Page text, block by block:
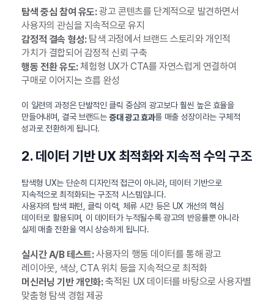
탐색 중심 참여 유도:광고 콘텐츠를 단계적으로 발견하면서
사용자의 관심을 지속적으로 유지
감정적 결속 형성:탐색 과정에서 브랜드 스토리와 개인적
가치가 결합되어 감정적 신뢰 구축
행동 전환 유도:체험형 UX가 CTA를 자연스럽게 연결하여
구매로 이어지는 흐름 완성
이 일련의 과정은 단발적인 클릭 중심의 광고보다 훨씬 높은 효율을
만들어내며, 결국 브랜드는증대 광고 효과를 매출 성장이라는 구체적
성과로 전환하게 됩니다.
2. 데이터 기반 UX 최적화와 지속적 수익 구조
탐색형 UX는 단순히 디자인적 접근이 아니라, 데이터 기반으로
지속적으로 최적화되는 구조적 시스템입니다.
사용자의 탐색 패턴, 클릭 이력, 체류 시간 등은 UX 개선의 핵심
데이터로 활용되며, 이 데이터가 누적될수록 광고의 반응률뿐 아니라
실제 매출 전환율 역시 상승하게 됩니다.
실시간 A/B 테스트:사용자의 행동 데이터를 통해 광고
레이아웃, 색상, CTA 위치 등을 지속적으로 최적화
머신러닝 기반 개인화:축적된 UX 데이터를 바탕으로 사용자별
맞춤형 탐색 경험 제공